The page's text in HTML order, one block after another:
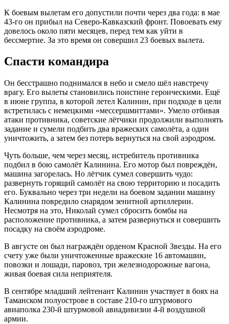
К боевым вылетам его допустили почти через два года: в мае
43-го он прибыл на Северо-Кавказский фронт. Повоевать ему
довелось около пяти месяцев, перед тем как уйти в
бессмертие. За это время он совершил 23 боевых вылета.
Спасти командира
Он бесстрашно поднимался в небо и смело шёл навстречу
врагу. Его вылеты становились поистине героическими. Ещё
в июне группа, в которой летел Калинин, при подходе в цели
встретилась с немецкими «мессершмиттами». Умело отбивая
атаки противника, советские лётчики продолжили выполнять
задание и сумели подбить два вражеских самолёта, а один
уничтожить, а затем без потерь вернуться на свой аэродром.
Чуть больше, чем через месяц, истребитель противника
подбил в бою самолёт Калинина. Его мотор был повреждён,
машина загорелась. Но лётчик сумел совершить чудо:
развернуть горящий самолёт на свою территорию и посадить
его. Буквально через три недели на боевом задании машину
Калинина повредило снарядом зенитной артиллерии.
Несмотря на это, Николай сумел сбросить бомбы на
расположение противника, а затем развернуться и совершить
посадку на своём аэродроме.
В августе он был награждён орденом Красной Звезды. На его
счету уже были уничтоженные вражеские 16 автомашин,
повозки и лошади, паровоз, три железнодорожные вагона,
живая боевая сила неприятеля.
В сентябре младший лейтенант Калинин участвует в боях на
Таманском полуострове в составе 210-го штурмового
авиаполка 230-й штурмовой авиадивизии 4-й воздушной
армии.